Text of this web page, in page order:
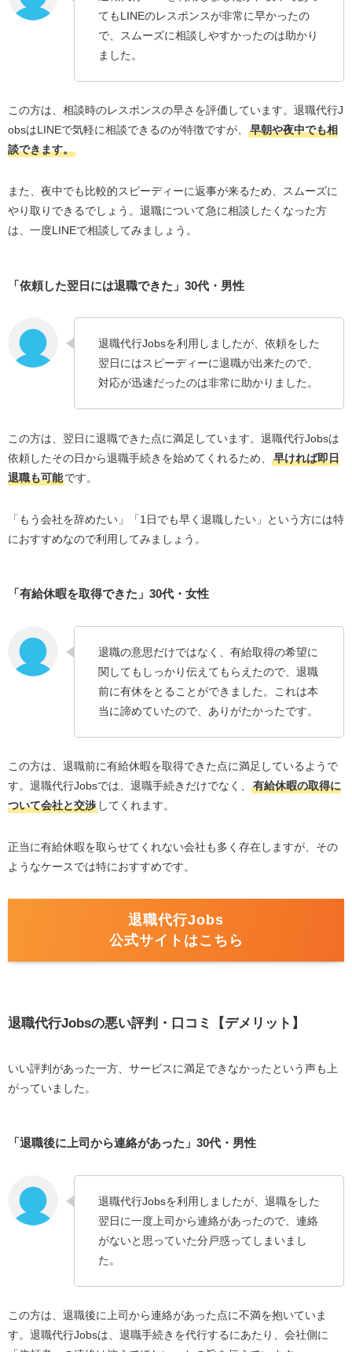
てもLINEのレスポンスが非常に早かったの
で、スムーズに相談しやすかったのは助かり
ました。
この方は、相談時のレスポンスの早さを評価しています。退職代行J
obsはLINEで気軽に相談できるのが特徴ですが、
早朝や夜中でも相
談できます。
また、夜中でも比較的スピーディーに返事が来るため、スムーズに
やり取りできるでしょう。退職について急に相談したくなった方
は、一度LINEで相談してみましょう。
「依頼した翌日には退職できた」30代・男性
退職代行Jobsを利用しましたが、依頼をした
翌日にはスピーディーに退職が出来たので、
対応が迅速だったのは非常に助かりました。
この方は、翌日に退職できた点に満足しています。退職代行Jobsは
依頼したその日から退職手続きを始めてくれるため、
早ければ即日
退職も可能です。
「もう会社を辞めたい」「1日でも早く退職したい」という方には特
におすすめなので利用してみましょう。
「有給休暇を取得できた」30代・女性
退職の意思だけではなく、有給取得の希望に
関してもしっかり伝えてもらえたので、退職
前に有休をとることができました。これは本
当に諦めていたので、ありがたかったです。
この方は、退職前に有給休暇を取得できた点に満足しているようで
す。退職代行Jobsでは、退職手続きだけでなく、
有給休暇の取得に
ついて会社と交渉してくれます。
正当に有給休暇を取らせてくれない会社も多く存在しますが、その
ようなケースでは特におすすめです。
退職代行Jobs
公式サイトはこちら
退職代行Jobsの悪い評判・口コミ【デメリット】
いい評判があった一方、サービスに満足できなかったという声も上
がっていました。
「退職後に上司から連絡があった」30代・男性
退職代行Jobsを利用しましたが、退職をした
翌日に一度上司から連絡があったので、連絡
がないと思っていた分戸惑ってしまいまし
た。
この方は、退職後に上司から連絡があった点に不満を抱いていま
す。退職代行Jobsは、退職手続きを代行するにあたり、会社側に